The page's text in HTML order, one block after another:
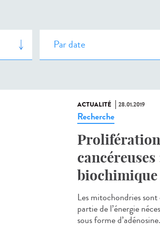
ACTUALITÉ 28.01.2019
Recherche
Les mitochondries
partie de l’énergie
sous forme